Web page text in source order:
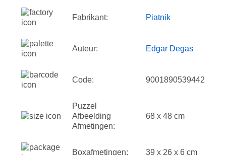
Fabrikant: Piatnik
Auteur: Edgar Degas
Code: 9001890539442
Puzzel
Afbeelding
Afmetingen:
68 x 48 cm
Boxafmetingen: 39 x 26 x 6 cm